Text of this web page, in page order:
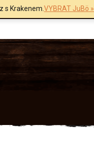
s Krakenem.VYBRAT JuBö »